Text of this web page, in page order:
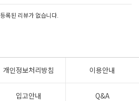
등록된 리뷰가 없습니다.
개인정보처리방침 이용안내
입고안내 Q&A